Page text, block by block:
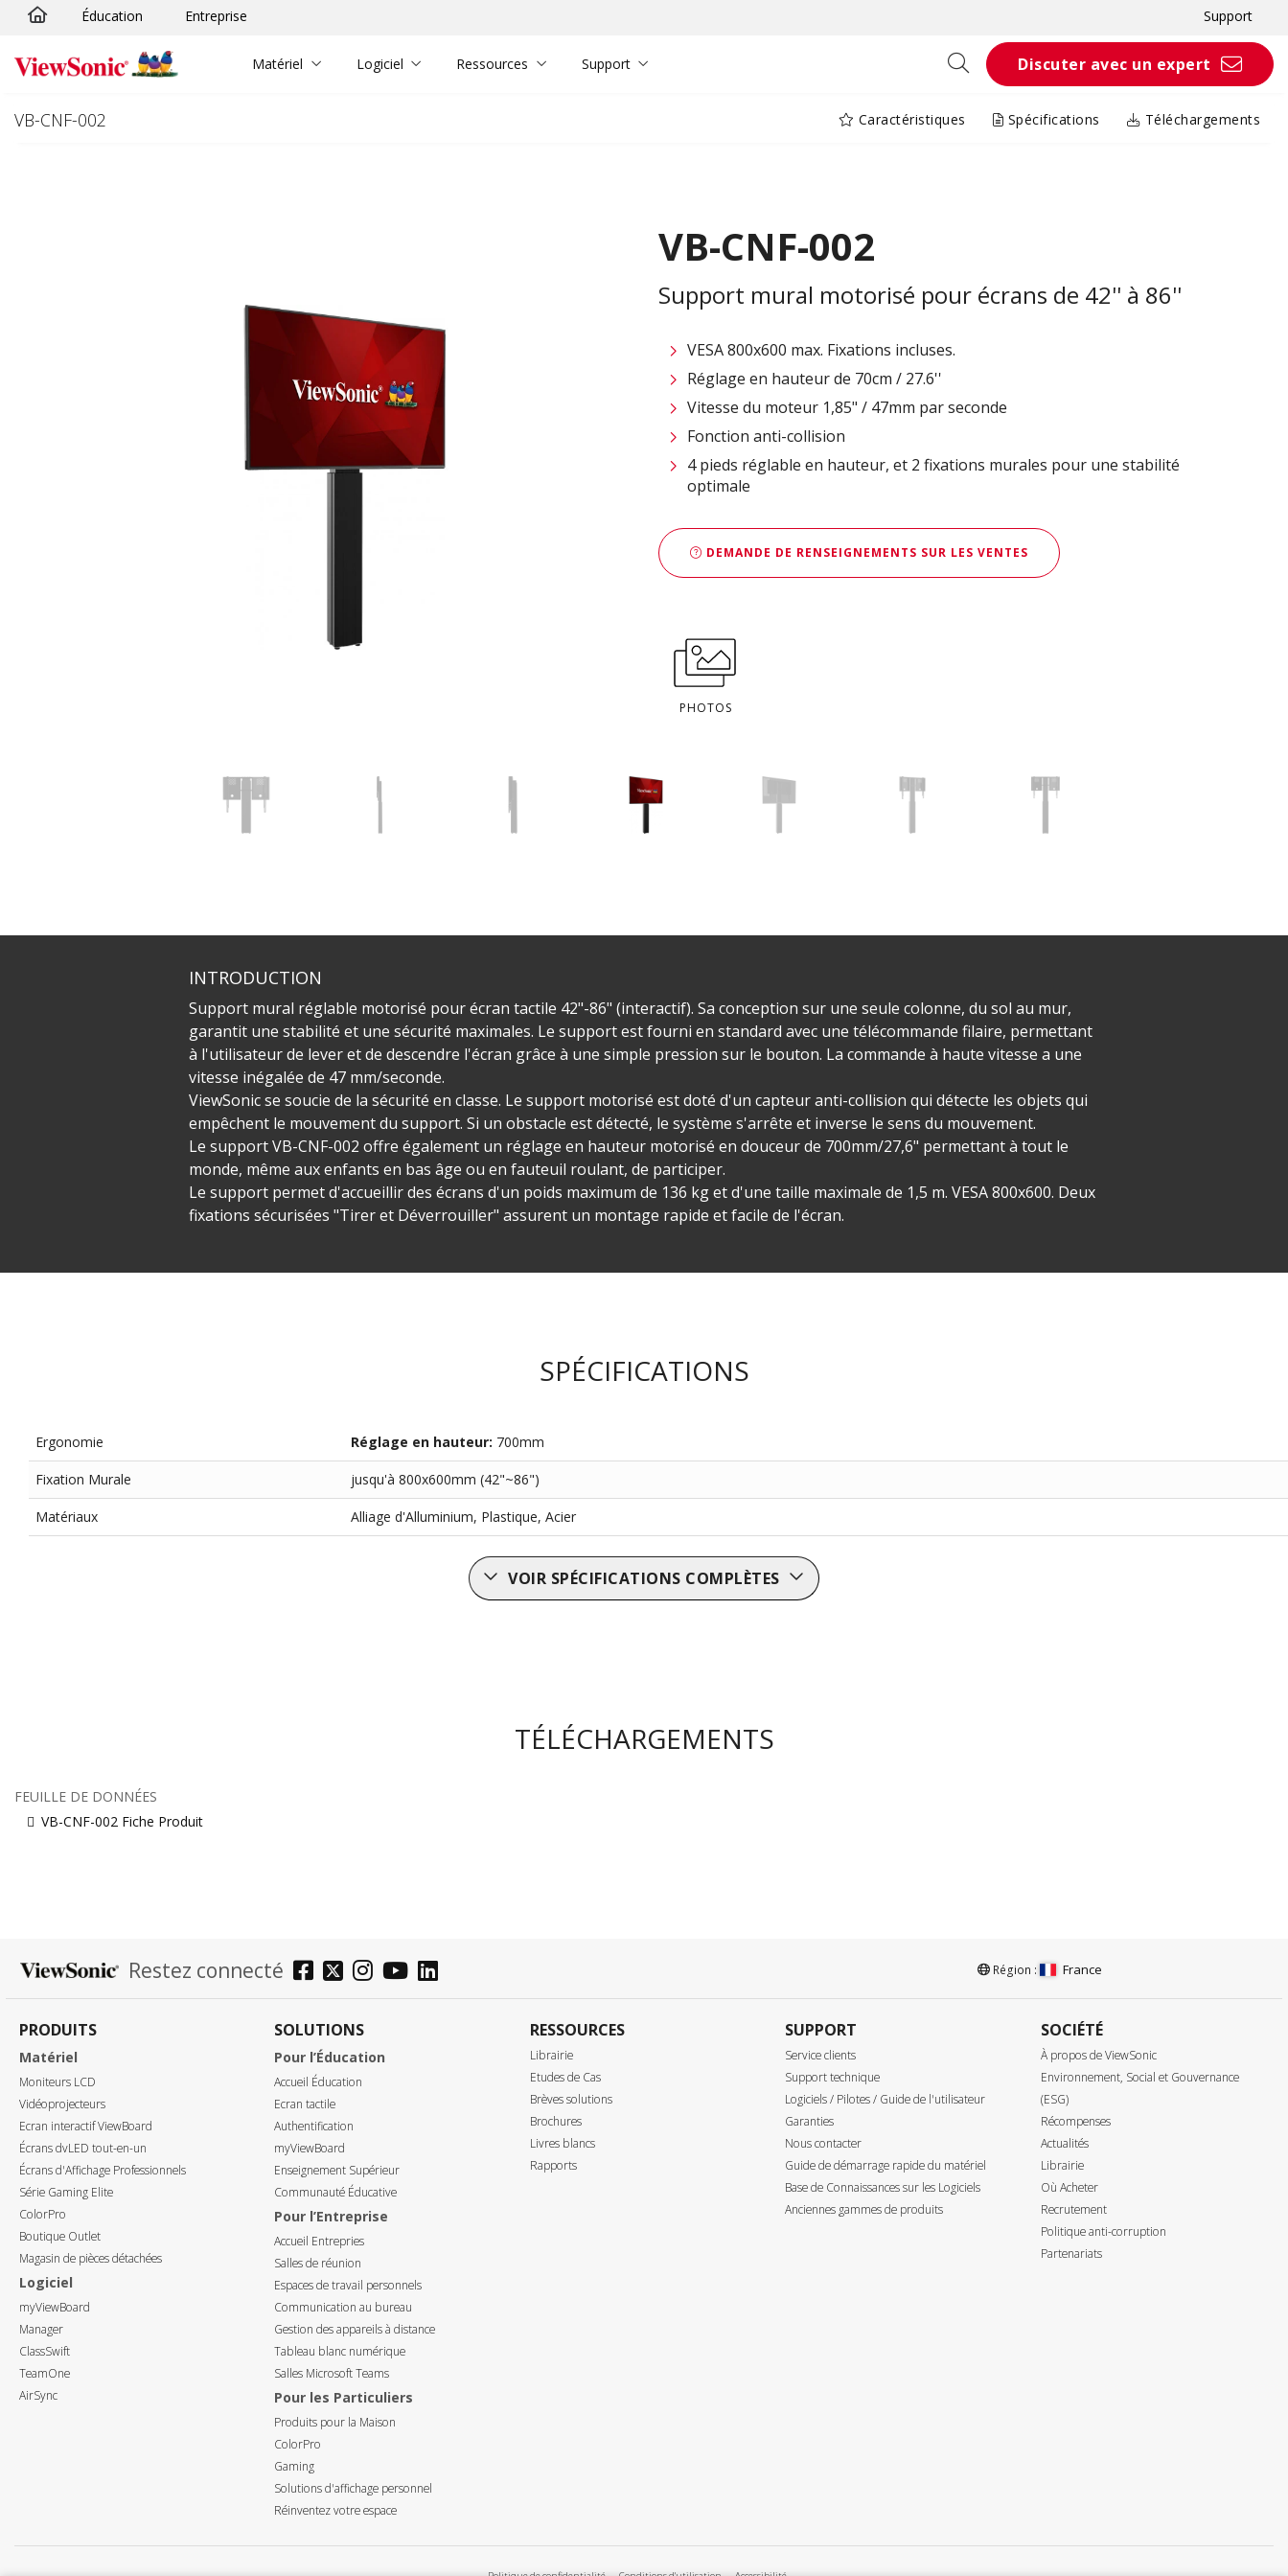
Passer au contenu principal
Éducation Entreprise Support
Matériel Logiciel Ressources Support Discuter avec un expert
VB-CNF-002 Caractéristiques Spécifications Téléchargements
VB-CNF-002
Support mural motorisé pour écrans de 42'' à 86''
VESA 800x600 max. Fixations incluses.
Réglage en hauteur de 70cm / 27.6''
Vitesse du moteur 1,85" / 47mm par seconde
Fonction anti-collision
4 pieds réglable en hauteur, et 2 fixations murales pour une stabilité
optimale
DEMANDE DE RENSEIGNEMENTS SUR LES VENTES
PHOTOS
INTRODUCTION
Support mural réglable motorisé pour écran tactile 42"-86" (interactif). Sa conception sur une seule colonne, du sol au mur,
garantit une stabilité et une sécurité maximales. Le support est fourni en standard avec une télécommande filaire, permettant
à l'utilisateur de lever et de descendre l'écran grâce à une simple pression sur le bouton. La commande à haute vitesse a une
vitesse inégalée de 47 mm/seconde.
ViewSonic se soucie de la sécurité en classe. Le support motorisé est doté d'un capteur anti-collision qui détecte les objets qui
empêchent le mouvement du support. Si un obstacle est détecté, le système s'arrête et inverse le sens du mouvement.
Le support VB-CNF-002 offre également un réglage en hauteur motorisé en douceur de 700mm/27,6" permettant à tout le
monde, même aux enfants en bas âge ou en fauteuil roulant, de participer.
Le support permet d'accueillir des écrans d'un poids maximum de 136 kg et d'une taille maximale de 1,5 m. VESA 800x600. Deux
fixations sécurisées "Tirer et Déverrouiller" assurent un montage rapide et facile de l'écran.
SPÉCIFICATIONS
Ergonomie Réglage en hauteur: 700mm
Fixation Murale jusqu'à 800x600mm (42"~86")
Matériaux Alliage d'Alluminium, Plastique, Acier
VOIR SPÉCIFICATIONS COMPLÈTES
TÉLÉCHARGEMENTS
FEUILLE DE DONNÉES
VB-CNF-002 Fiche Produit
Restez connecté Région : France
PRODUITS
Matériel
Moniteurs LCD
Vidéoprojecteurs
Ecran interactif ViewBoard
Écrans dvLED tout-en-un
Écrans d'Affichage Professionnels
Série Gaming Elite
ColorPro
Boutique Outlet
Magasin de pièces détachées
Logiciel
myViewBoard
Manager
ClassSwift
TeamOne
AirSync
SOLUTIONS
Pour l’Éducation
Accueil Éducation
Ecran tactile
Authentification
myViewBoard
Enseignement Supérieur
Communauté Éducative
Pour l’Entreprise
Accueil Entrepries
Salles de réunion
Espaces de travail personnels
Communication au bureau
Gestion des appareils à distance
Tableau blanc numérique
Salles Microsoft Teams
Pour les Particuliers
Produits pour la Maison
ColorPro
Gaming
Solutions d'affichage personnel
Réinventez votre espace
RESSOURCES
Librairie
Etudes de Cas
Brèves solutions
Brochures
Livres blancs
Rapports
SUPPORT
Service clients
Support technique
Logiciels / Pilotes / Guide de l'utilisateur
Garanties
Nous contacter
Guide de démarrage rapide du matériel
Base de Connaissances sur les Logiciels
Anciennes gammes de produits
SOCIÉTÉ
À propos de ViewSonic
Environnement, Social et Gouvernance
(ESG)
Récompenses
Actualités
Librairie
Où Acheter
Recrutement
Politique anti-corruption
Partenariats